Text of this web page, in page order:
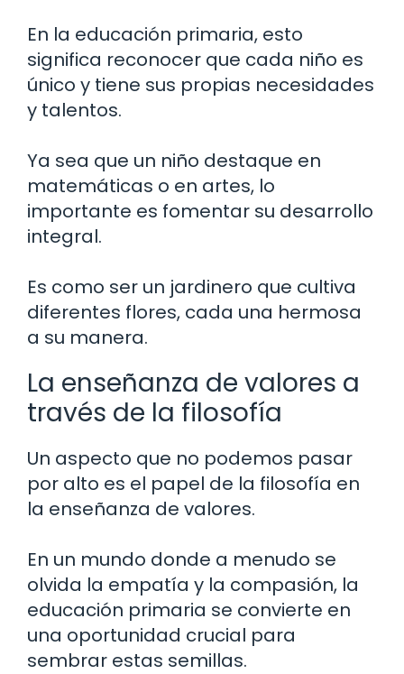
En la educación primaria, esto
significa reconocer que cada niño es
único y tiene sus propias necesidades
y talentos.
Ya sea que un niño destaque en
matemáticas o en artes, lo
importante es fomentar su desarrollo
integral.
Es como ser un jardinero que cultiva
diferentes flores, cada una hermosa
a su manera.
La enseñanza de valores a
través de la filosofía
Un aspecto que no podemos pasar
por alto es el papel de la filosofía en
la enseñanza de valores.
En un mundo donde a menudo se
olvida la empatía y la compasión, la
educación primaria se convierte en
una oportunidad crucial para
sembrar estas semillas.